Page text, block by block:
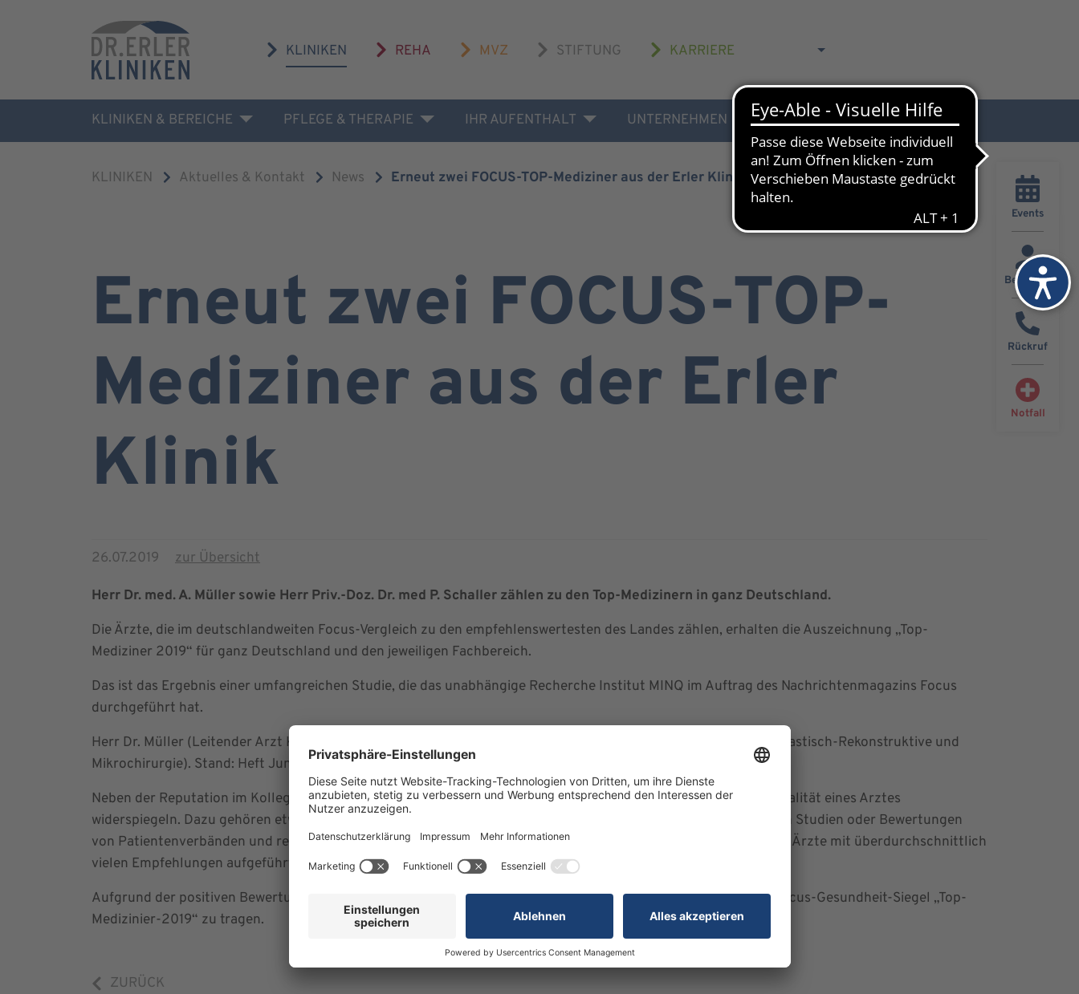
KLINIKEN REHA MVZ STIFTUNG KARRIERE
KLINIKEN & BEREICHE PFLEGE & THERAPIE IHR AUFENTHALT UNTERNEHMEN AKTUELLES & KONTAKT
Events
Besucher
Rückruf
Notfall
KLINIKEN Aktuelles & Kontakt News Erneut zwei FOCUS-TOP-Mediziner aus der Erler Klinik
Erneut zwei FOCUS-TOP-
Mediziner aus der Erler
Klinik
26.07.2019 zur Übersicht
Herr Dr. med. A. Müller sowie Herr Priv.-Doz. Dr. med P. Schaller zählen zu den Top-Medizinern in ganz Deutschland.
Die Ärzte, die im deutschlandweiten Focus-Vergleich zu den empfehlenswertesten des Landes zählen, erhalten die Auszeichnung „Top-
Mediziner 2019“ für ganz Deutschland und den jeweiligen Fachbereich.
Das ist das Ergebnis einer umfangreichen Studie, die das unabhängige Recherche Institut MINQ im Auftrag des Nachrichtenmagazins Focus
durchgeführt hat.
Herr Dr. Müller (Leitender Arzt Klinik für Orthopädie) und Herr Dr. Schaller (Chefarzt Klinik für Handchirurgie, Plastisch-Rekonstruktive und
Mikrochirurgie). Stand: Heft Juni 2019
Neben der Reputation im Kollegenkreis erfassen die Rechercheure weitere Kriterien, welche die medizinische Qualität eines Arztes
widerspiegeln. Dazu gehören etwa die Zahl der Publikationen, die Teilnahme von Patienten an wissenschaftlichen Studien oder Bewertungen
von Patientenverbänden und regionalen Selbsthilfegruppen. In den Focus Gesundheit-Listen sind ausschließlich Ärzte mit überdurchschnittlich
vielen Empfehlungen aufgeführt.
Aufgrund der positiven Bewertung sind rund 3.600 Ärzte in Deutschland in 93 Fachgebieten qualifiziert, dass Focus-Gesundheit-Siegel „Top-
Medizinier-2019“ zu tragen.
ZURÜCK